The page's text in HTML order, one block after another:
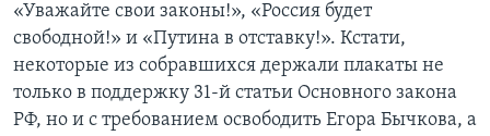
«Уважайте свои законы!», «Россия будет
свободной!» и «Путина в отставку!». Кстати,
некоторые из собравшихся держали плакаты не
только в поддержку 31-й статьи Основного закона
РФ, но и с требованием освободить Егора Бычкова, а